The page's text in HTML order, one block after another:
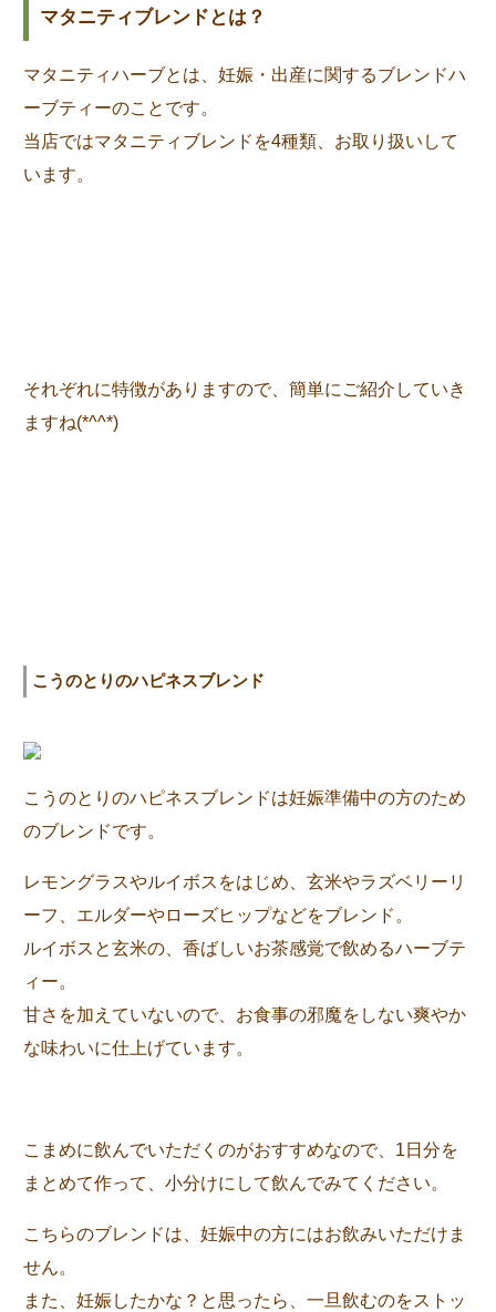
マタニティブレンドとは？
マタニティハーブとは、妊娠・出産に関するブレンドハ
ーブティーのことです。
当店ではマタニティブレンドを4種類、お取り扱いして
います。
それぞれに特徴がありますので、簡単にご紹介していき
ますね(*^^*)
こうのとりのハピネスブレンド
こうのとりのハピネスブレンドは妊娠準備中の方のため
のブレンドです。
レモングラスやルイボスをはじめ、玄米やラズベリーリ
ーフ、エルダーやローズヒップなどをブレンド。
ルイボスと玄米の、香ばしいお茶感覚で飲めるハーブテ
ィー。
甘さを加えていないので、お食事の邪魔をしない爽やか
な味わいに仕上げています。
こまめに飲んでいただくのがおすすめなので、1日分を
まとめて作って、小分けにして飲んでみてください。
こちらのブレンドは、妊娠中の方にはお飲みいただけま
せん。
また、妊娠したかな？と思ったら、一旦飲むのをストッ